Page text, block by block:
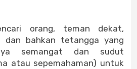
orang, teman dekat,
dan bahkan tetangga yang
semangat dan sudut
atau sepemahaman) untuk